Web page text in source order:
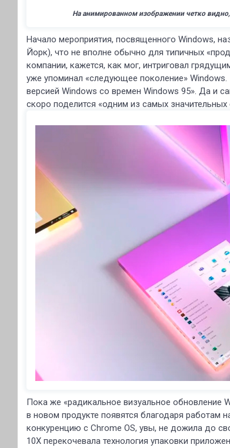
На анимированном изображении четко
Начало мероприятия, посвященного Windows,
Йорк), что не вполне обычно для типичных
компании, кажется, как мог, интриговал
уже упоминал «следующее поколение»
версией Windows со времен Windows 95». Да и
скоро поделится «одним из самых
Пока же «радикальное визуальное обновление
в новом продукте появятся благодаря работам
конкуренцию с Chrome OS, увы, не дожила до
10Х перекочевала технология упаковки